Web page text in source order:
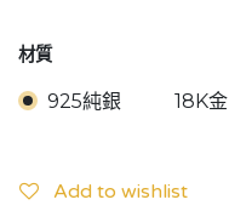
材質
925純銀 18K金
Add to wishlist